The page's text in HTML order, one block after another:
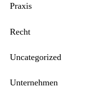
Praxis
Recht
Uncategorized
Unternehmen